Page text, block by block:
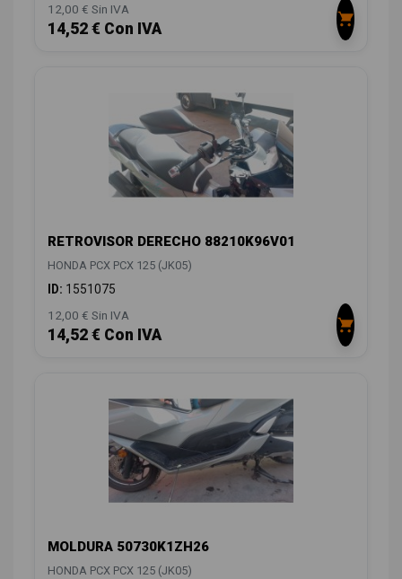
12,00 € Sin IVA
14,52 € Con IVA
RETROVISOR DERECHO 88210K96V01
HONDA PCX PCX 125 (JK05)
ID: 1551075
12,00 € Sin IVA
14,52 € Con IVA
MOLDURA 50730K1ZH26
HONDA PCX PCX 125 (JK05)